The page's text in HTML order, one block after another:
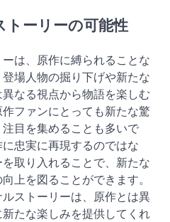
ーリーの可能性
は、原作に縛られることな
場人物の掘り下げや新たな
なる視点から物語を楽しむ
ファンにとっても新たな驚
目を集めることも多いで
忠実に再現するのではな
取り入れることで、新たな
上を図ることができます。
ストーリーは、原作とは異
たな楽しみを提供してくれ